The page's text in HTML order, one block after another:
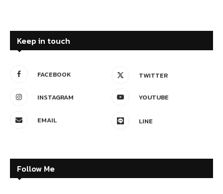
Keep in touch
FACEBOOK TWITTER
INSTAGRAM YOUTUBE
EMAIL LINE
Follow Me